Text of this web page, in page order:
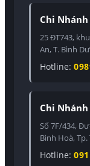
Chi Nhánh
25 ĐT743,
An, T. Bình
Hotline:
Chi Nhánh
Số 7F/434,
Bình Hoà,
Hotline: